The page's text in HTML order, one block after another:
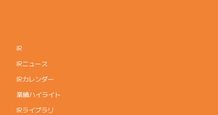
IR
IRニュース
IRカレンダー
業績ハイライト
IRライブラリ